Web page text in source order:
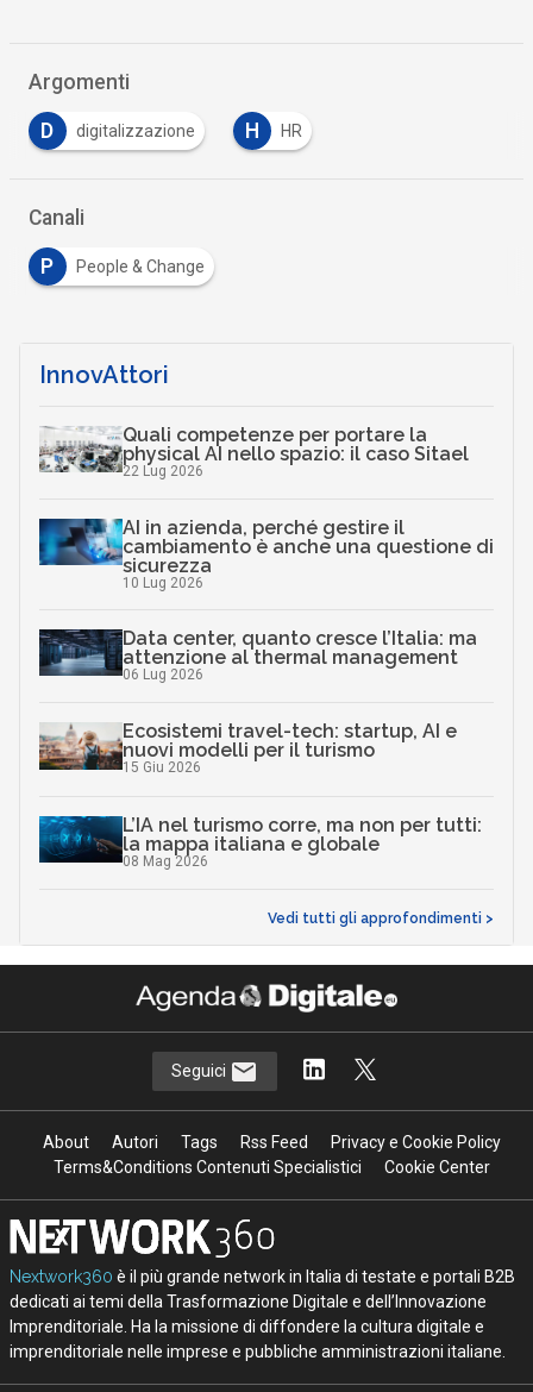
Argomenti
D digitalizzazione H HR
Canali
P People & Change
InnovAttori
Quali competenze per portare la
physical AI nello spazio: il caso Sitael
22 Lug 2026
AI in azienda, perché gestire il
cambiamento è anche una questione di
sicurezza
10 Lug 2026
Data center, quanto cresce l’Italia: ma
attenzione al thermal management
06 Lug 2026
Ecosistemi travel-tech: startup, AI e
nuovi modelli per il turismo
15 Giu 2026
L’IA nel turismo corre, ma non per tutti:
la mappa italiana e globale
08 Mag 2026
Vedi tutti gli approfondimenti >
Seguici
About Autori Tags Rss Feed
Privacy e Cookie Policy
Terms&Conditions Contenuti Specialistici
Cookie Center
Nextwork360 è il più grande network in Italia di testate e portali B2B
dedicati ai temi della Trasformazione Digitale e dell’Innovazione
Imprenditoriale. Ha la missione di diffondere la cultura digitale e
imprenditoriale nelle imprese e pubbliche amministrazioni italiane.